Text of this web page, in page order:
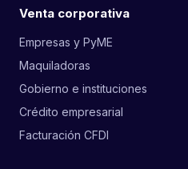
Venta corporativa
Empresas y PyME
Maquiladoras
Gobierno e instituciones
Crédito empresarial
Facturación CFDI